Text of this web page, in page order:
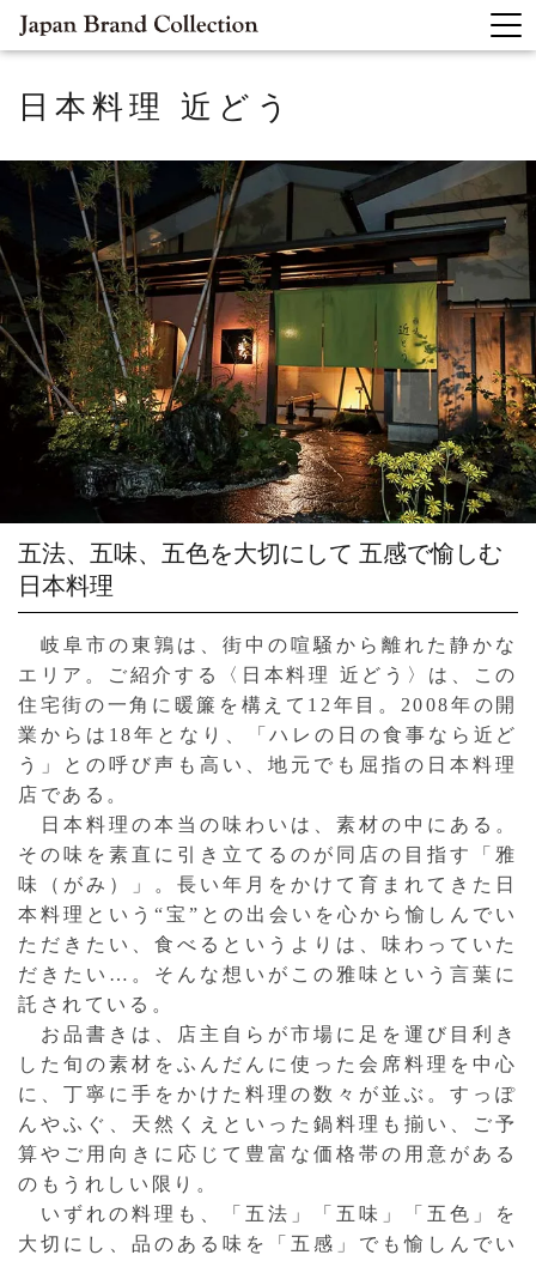
日本料理 近どう
五法、五味、五色を大切にして 五感で愉しむ
日本料理
岐阜市の東鶉は、街中の喧騒から離れた静かな
エリア。ご紹介する〈日本料理 近どう〉は、この
住宅街の一角に暖簾を構えて12年目。2008年の開
業からは18年となり、「ハレの日の食事なら近ど
う」との呼び声も高い、地元でも屈指の日本料理
店である。
日本料理の本当の味わいは、素材の中にある。
その味を素直に引き立てるのが同店の目指す「雅
味（がみ）」。長い年月をかけて育まれてきた日
本料理という“宝”との出会いを心から愉しんでい
ただきたい、食べるというよりは、味わっていた
だきたい…。そんな想いがこの雅味という言葉に
託されている。
お品書きは、店主自らが市場に足を運び目利き
した旬の素材をふんだんに使った会席料理を中心
に、丁寧に手をかけた料理の数々が並ぶ。すっぽ
んやふぐ、天然くえといった鍋料理も揃い、ご予
算やご用向きに応じて豊富な価格帯の用意がある
のもうれしい限り。
いずれの料理も、「五法」「五味」「五色」を
大切にし、品のある味を「五感」でも愉しんでい